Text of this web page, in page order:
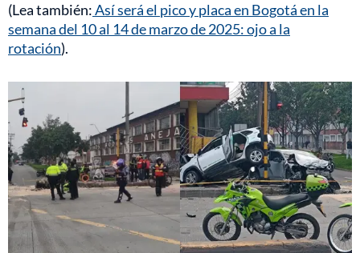
(Lea también:Así será el pico y placa en Bogotá en la
semana del 10 al 14 de marzo de 2025: ojo a la
rotación).